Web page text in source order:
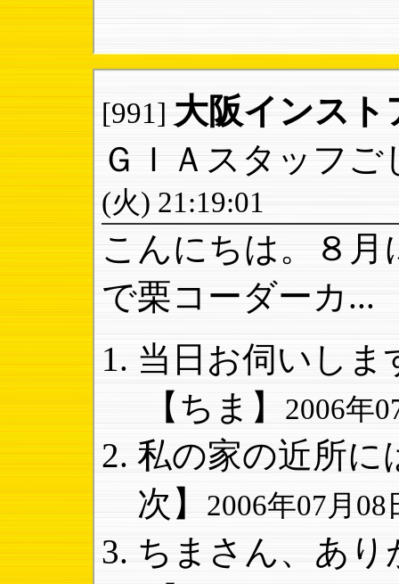
[991] 大阪インス
ＧＩＡスタッフご
(火) 21:19:01
こんにちは。８
で栗コーダーカ...
当日お伺いしま
【ちま】
2006年
私の家の近所に
次】
2006年07月08
ちまさん、あ